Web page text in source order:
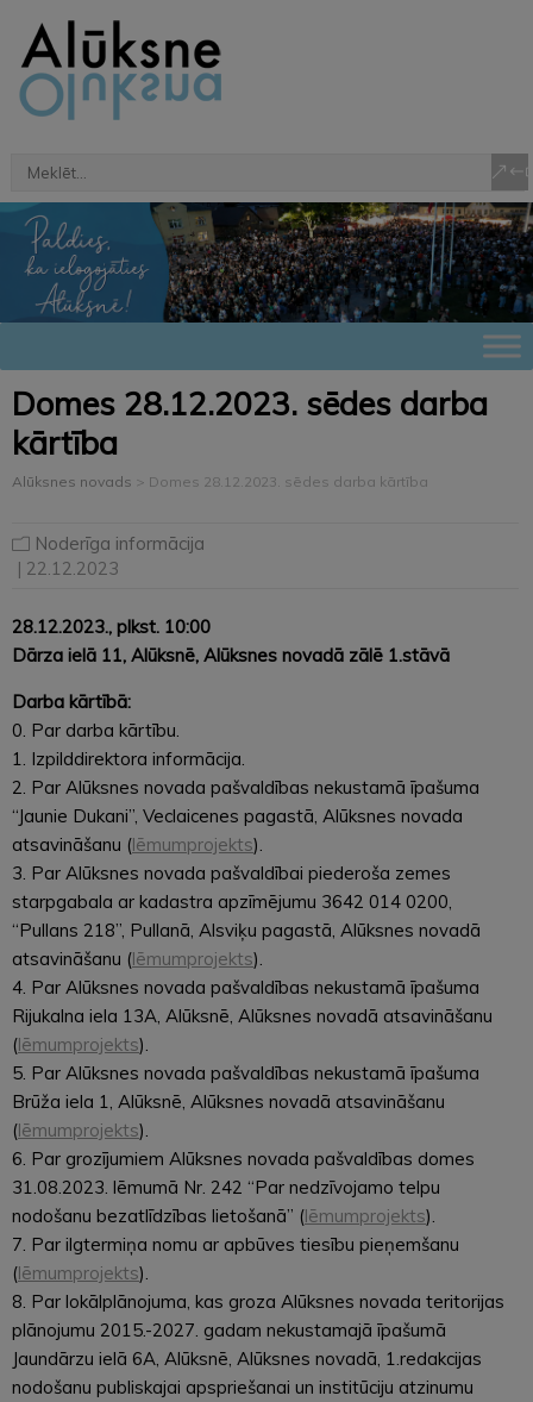
Domes 28.12.2023. sēdes darba
kārtība
Alūksnes novads > Domes 28.12.2023. sēdes darba kārtība
Noderīga informācija
| 22.12.2023
28.12.2023., plkst. 10:00
Dārza ielā 11, Alūksnē, Alūksnes novadā zālē 1.stāvā
Darba kārtībā:
0. Par darba kārtību.
1. Izpilddirektora informācija.
2. Par Alūksnes novada pašvaldības nekustamā īpašuma
“Jaunie Dukani”, Veclaicenes pagastā, Alūksnes novada
atsavināšanu (lēmumprojekts).
3. Par Alūksnes novada pašvaldībai piederoša zemes
starpgabala ar kadastra apzīmējumu 3642 014 0200,
“Pullans 218”, Pullanā, Alsviķu pagastā, Alūksnes novadā
atsavināšanu (lēmumprojekts).
4. Par Alūksnes novada pašvaldības nekustamā īpašuma
Rijukalna iela 13A, Alūksnē, Alūksnes novadā atsavināšanu
(lēmumprojekts).
5. Par Alūksnes novada pašvaldības nekustamā īpašuma
Brūža iela 1, Alūksnē, Alūksnes novadā atsavināšanu
(lēmumprojekts).
6. Par grozījumiem Alūksnes novada pašvaldības domes
31.08.2023. lēmumā Nr. 242 “Par nedzīvojamo telpu
nodošanu bezatlīdzības lietošanā” (lēmumprojekts).
7. Par ilgtermiņa nomu ar apbūves tiesību pieņemšanu
(lēmumprojekts).
8. Par lokālplānojuma, kas groza Alūksnes novada teritorijas
plānojumu 2015.-2027. gadam nekustamajā īpašumā
Jaundārzu ielā 6A, Alūksnē, Alūksnes novadā, 1.redakcijas
nodošanu publiskajai apspriešanai un institūciju atzinumu